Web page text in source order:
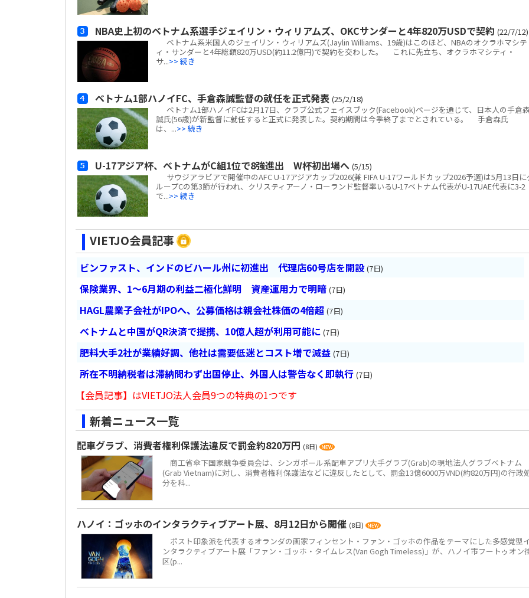
NBA史上初のベトナム系選手ジェイリン・ウィリアムズ、OKCサンダーと4年820万USDで契約 (22/7/12)
ベトナム系米国人のジェイリン・ウィリアムズ(Jaylin Williams、19歳)はこのほど、NBAのオクラホマシテ
ィ・サンダーと4年総額820万USD(約11.2億円)で契約を交わした。 これに先立ち、オクラホマシティ・
サ...>> 続き
ベトナム1部ハノイFC、手倉森誠監督の就任を正式発表 (25/2/18)
ベトナム1部ハノイFCは2月17日、クラブ公式フェイスブック(Facebook)ページを通じて、日本人の手倉
誠氏(56歳)が新監督に就任すると正式に発表した。契約期間は今季終了までとされている。 手倉森氏
は、...>> 続き
U-17アジア杯、ベトナムがC組1位で8強進出 W杯初出場へ (5/15)
サウジアラビアで開催中のAFC U-17アジアカップ2026(兼 FIFA U-17ワールドカップ2026予選)は5月13日に
ループCの第3節が行われ、クリスティアーノ・ローランド監督率いるU-17ベトナム代表がU-17UAE代表に3-2
で...>> 続き
VIETJO会員記事
ビンファスト、インドのビハール州に初進出 代理店60号店を開設 (7日)
保険業界、1～6月期の利益二極化鮮明 資産運用力で明暗 (7日)
HAGL農業子会社がIPOへ、公募価格は親会社株価の4倍超 (7日)
ベトナムと中国がQR決済で提携、10億人超が利用可能に (7日)
肥料大手2社が業績好調、他社は需要低迷とコスト増で減益 (7日)
所在不明納税者は滞納問わず出国停止、外国人は警告なく即執行 (7日)
【会員記事】はVIETJO法人会員9つの特典の1つです
新着ニュース一覧
配車グラブ、消費者権利保護法違反で罰金約820万円 (8日)
商工省傘下国家競争委員会は、シンガポール系配車アプリ大手グラブ(Grab)の現地法人グラブベトナム
(Grab Vietnam)に対し、消費者権利保護法などに違反したとして、罰金13億6000万VND(約820万円)の行政
分を科...
ハノイ：ゴッホのインタラクティブアート展、8月12日から開催 (8日)
ポスト印象派を代表するオランダの画家フィンセント・ファン・ゴッホの作品をテーマにした多感覚型
ンタラクティブアート展「ファン・ゴッホ・タイムレス(Van Gogh Timeless)」が、ハノイ市フートゥオン
区(p...